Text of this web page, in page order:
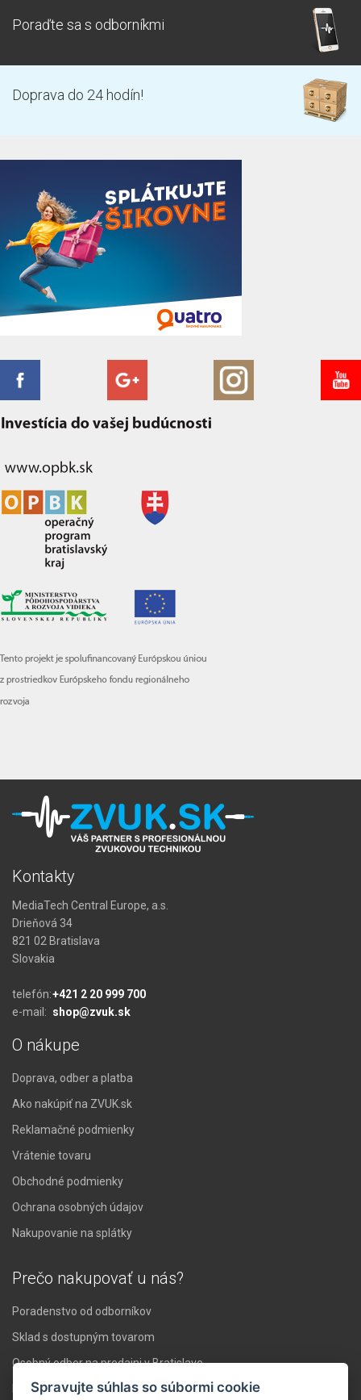
Poraďte sa s odborníkmi
Doprava do 24 hodín!
Kontakty
MediaTech Central Europe, a.s.
Drieňová 34
821 02 Bratislava
Slovakia
telefón:+421 2 20 999 700
e-mail: shop@zvuk.sk
O nákupe
Doprava, odber a platba
Ako nakúpiť na ZVUK.sk
Reklamačné podmienky
Vrátenie tovaru
Obchodné podmienky
Ochrana osobných údajov
Nakupovanie na splátky
Prečo nakupovať u nás?
Poradenstvo od odborníkov
Sklad s dostupným tovarom
Osobný odber na predajni v Bratislave
Doprava nad 119 € zadarmo
Spravujte súhlas so súbormi cookie